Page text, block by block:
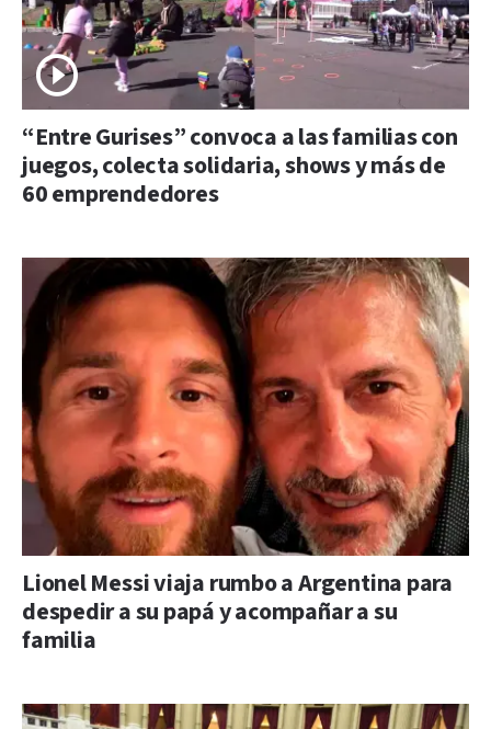
“Entre Gurises” convoca a las familias con
juegos, colecta solidaria, shows y más de
60 emprendedores
Lionel Messi viaja rumbo a Argentina para
despedir a su papá y acompañar a su
familia